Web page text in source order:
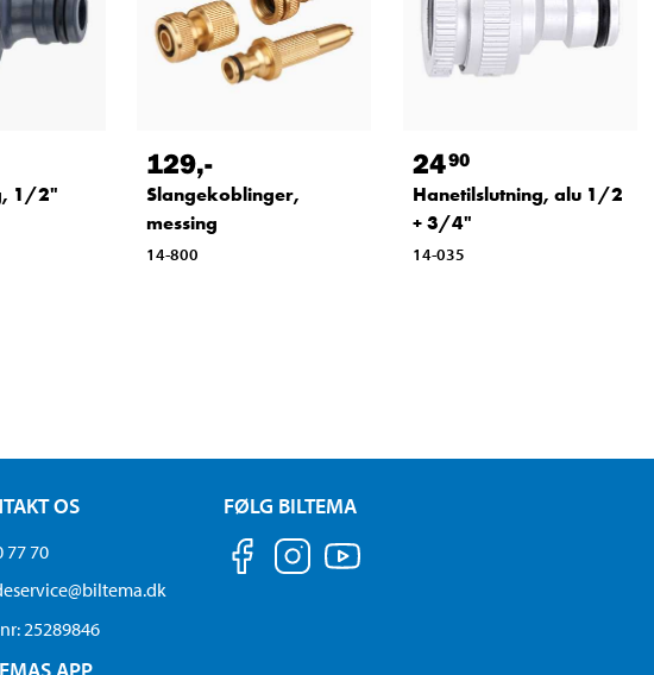
1/2"
129,-
Slangekoblinger,
messing
14-800
2490
Hanetilslutning, alu 1/2
+ 3/4"
14-035
OS
77 70
25289846
APP
FØLG BILTEMA